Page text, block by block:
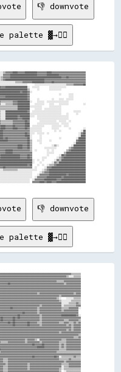
👎 downvote
palette ▓→✊🏽
░░░░░░░░░░░░░░░░░░░░░░░░░░▒▒▒▒▒▒▓▓▓▓▓▓▓▓██
░░░░░░        ░░░░░░░░░░░░░░
░░        ░░░░░░░░░░
░░      ░░░░
░░░░
░░          ░░    ░░░░  ░░░░░░
░░░░░░  ░░░░░░░░░░░░░░░░░░
░░░░░░░░    ░░░░    ░░░░░░░░            ░░
░░░░░░░░░░
░░░░░░  ░░░░░░░░░░░░░░
░░░░░░░░░░░░░░░░░░░░░░░░          ░░░░░░
░░      ░░
░░░░░░░░░░░░░░░░░░░░░░░░░░
░░░░░░░░░░░░░░░░░░░░░░░░░░
░░░░░░░░░░░░░░  ░░░░░░  ░░
░░░░░░░░░░░░░░░░░░  ░░░░░░
░░░░░░░░░░      ░░░░░░░░  ░░░░
░░░░░░        ░░          ░░
░░  ░░                ░░██
░░░░░░  ░░                        ░░▓▓██
░░                              ░░████
░░              ░░            ░░██████
░░░░      ░░                    ▓▓██████
░░                          ░░████████
░░▒▒░░          ░░██████████
░░░░░░░░░░          ▒▒▓▓██████████
░░        ░░  ░░          ▒▒▓▓████████████
░░░░░░        ▒▒████████████████
░░        ░░██▓▓████████████████
░░░░        ░░▒▒▓▓██████████████████
░░  ░░        ░░▓▓▒▒████████████████████
░░        ░░▓▓▒▒██████████████████████
░░  ░░  ░░▒▒▒▒▓▓████████████████████████
░░      ░░▓▓▓▓████████████████████████████
░░▒▒▓▓██████████████████████████████
░░▒▒▓▓▓▓██████████████████████████████
░░▓▓▓▓▓▓▓▓██████████████▓▓██████████████
░░▓▓▓▓▓▓▓▓████████████▓▓██████████████████
░░▓▓▓▓▓▓▓▓██████████▓▓▓▓████████████████████
👎 downvote
palette ▓→✊🏽
░░░░░░▒▒▒▒▒▒
░░▒▒▒▒▒▒▒▒▒▒▒▒